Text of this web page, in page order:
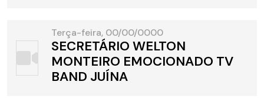
Terça-feira, 00/00/0000
SECRETÁRIO WELTON
MONTEIRO EMOCIONADO TV
BAND JUÍNA